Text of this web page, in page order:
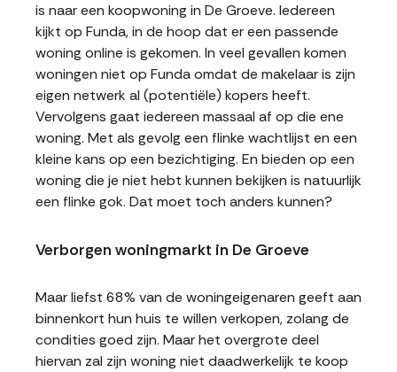
is naar een koopwoning in De Groeve. Iedereen
kijkt op Funda, in de hoop dat er een passende
woning online is gekomen. In veel gevallen komen
woningen niet op Funda omdat de makelaar is zijn
eigen netwerk al (potentiële) kopers heeft.
Vervolgens gaat iedereen massaal af op die ene
woning. Met als gevolg een flinke wachtlijst en een
kleine kans op een bezichtiging. En bieden op een
woning die je niet hebt kunnen bekijken is natuurlijk
een flinke gok. Dat moet toch anders kunnen?
Verborgen woningmarkt in De Groeve
Maar liefst 68% van de woningeigenaren geeft aan
binnenkort hun huis te willen verkopen, zolang de
condities goed zijn. Maar het overgrote deel
hiervan zal zijn woning niet daadwerkelijk te koop